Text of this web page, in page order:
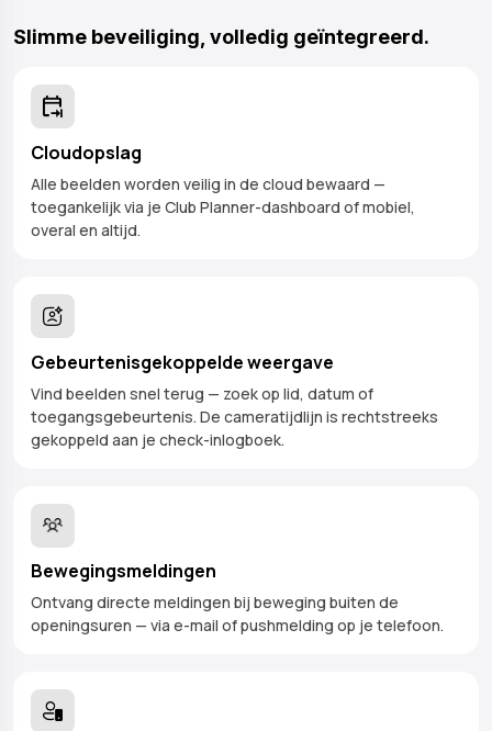
Slimme beveiliging, volledig geïntegreerd.
Cloudopslag
Alle beelden worden veilig in de cloud bewaard —
toegankelijk via je Club Planner-dashboard of mobiel,
overal en altijd.
Gebeurtenisgekoppelde weergave
Vind beelden snel terug — zoek op lid, datum of
toegangsgebeurtenis. De cameratijdlijn is rechtstreeks
gekoppeld aan je check-inlogboek.
Bewegingsmeldingen
Ontvang directe meldingen bij beweging buiten de
openingsuren — via e-mail of pushmelding op je telefoon.